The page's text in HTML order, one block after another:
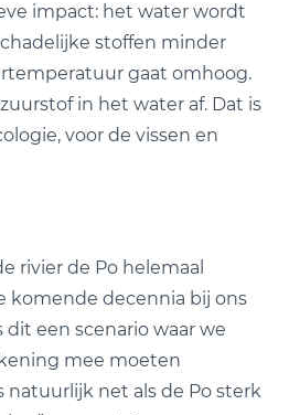
impact: het water wordt
stoffen minder
gaat omhoog.
in het water af. Dat is
voor de vissen en
rivier de Po helemaal
komende decennia bij ons
dit een scenario waar we
mee moeten
natuurlijk net als de Po sterk